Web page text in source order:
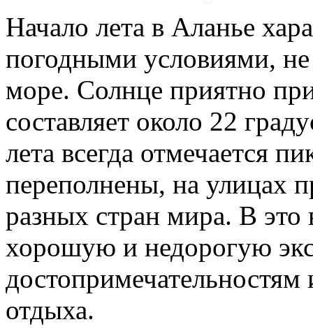
Начало лета в Аланье
погодными условиями, не
море. Солнце приятно
составляет около 22
лета всегда отмечается
переполнены, на улицах
разных стран мира. В это
хорошую и недорогую
отдыха.